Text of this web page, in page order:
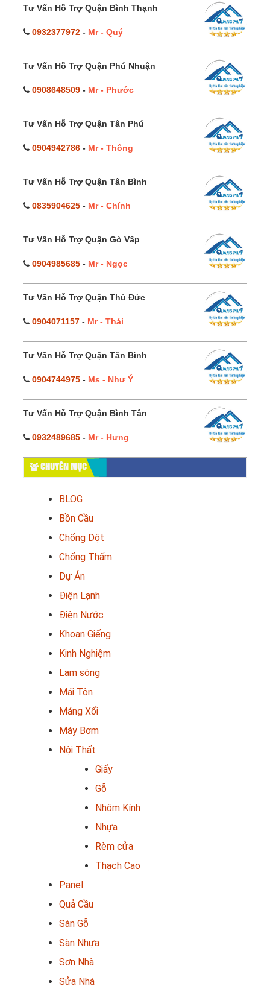
Tư Vấn Hỗ Trợ Quận Bình Thạnh
0932377972 - Mr - Quý
Tư Vấn Hỗ Trợ Quận Phú Nhuận
0908648509 - Mr - Phước
Tư Vấn Hỗ Trợ Quận Tân Phú
0904942786 - Mr - Thông
Tư Vấn Hỗ Trợ Quận Tân Bình
0835904625 - Mr - Chính
Tư Vấn Hỗ Trợ Quận Gò Vấp
0904985685 - Mr - Ngọc
Tư Vấn Hỗ Trợ Quận Thủ Đức
0904071157 - Mr - Thái
Tư Vấn Hỗ Trợ Quận Tân Bình
0904744975 - Ms - Như Ý
Tư Vấn Hỗ Trợ Quận Bình Tân
0932489685 - Mr - Hưng
CHUYÊN MỤC
BLOG
Bồn Cầu
Chống Dột
Chống Thấm
Dự Án
Điện Lạnh
Điện Nước
Khoan Giếng
Kinh Nghiệm
Lam sóng
Mái Tôn
Máng Xối
Máy Bơm
Nội Thất
Giấy
Gỗ
Nhôm Kính
Nhựa
Rèm cửa
Thạch Cao
Panel
Quả Cầu
Sàn Gỗ
Sàn Nhựa
Sơn Nhà
Sửa Nhà